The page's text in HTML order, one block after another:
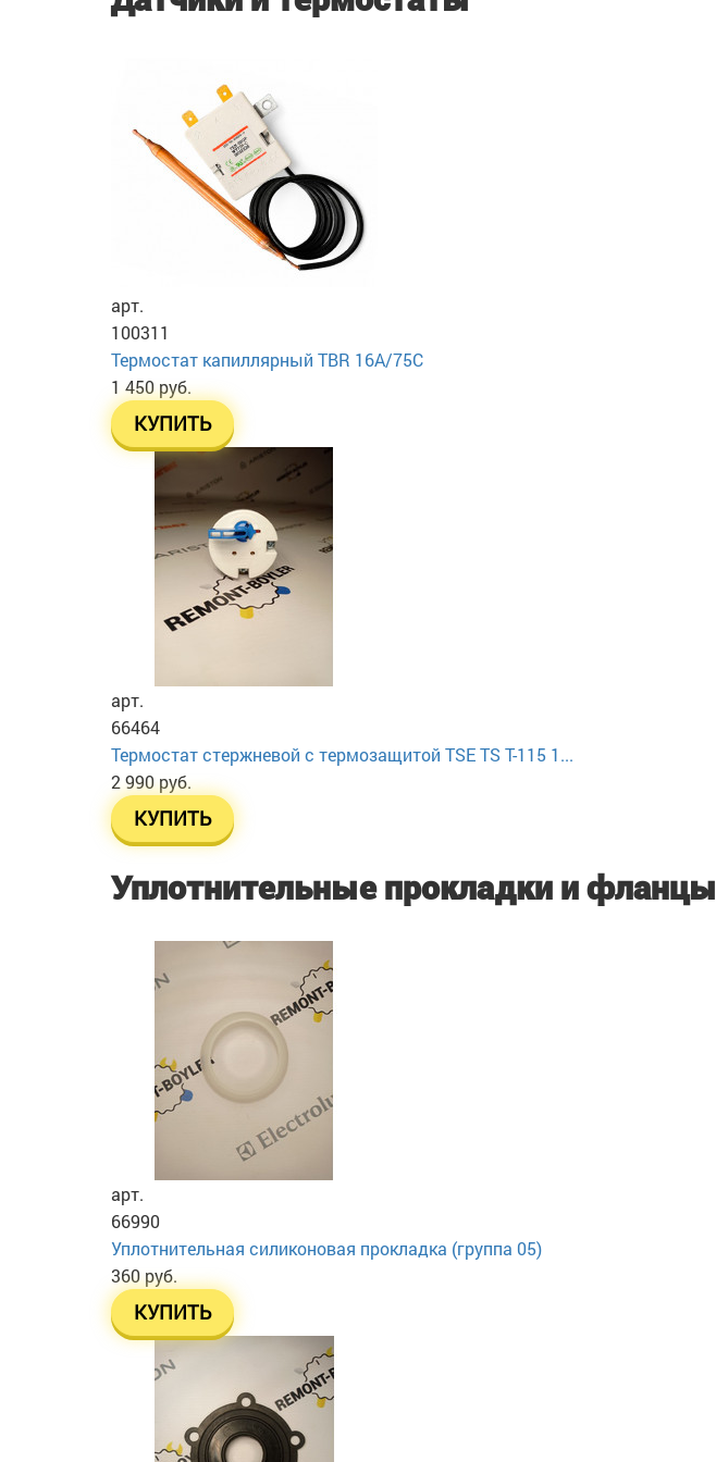
арт.
100311
Термостат капиллярный TBR 16A/75C
1 450 руб.
КУПИТЬ
арт.
66464
Термостат стержневой с термозащитой TSE TS T-115 1...
2 990 руб.
КУПИТЬ
Уплотнительные прокладки и фланцы
арт.
66990
Уплотнительная силиконовая прокладка (группа 05)
360 руб.
КУПИТЬ